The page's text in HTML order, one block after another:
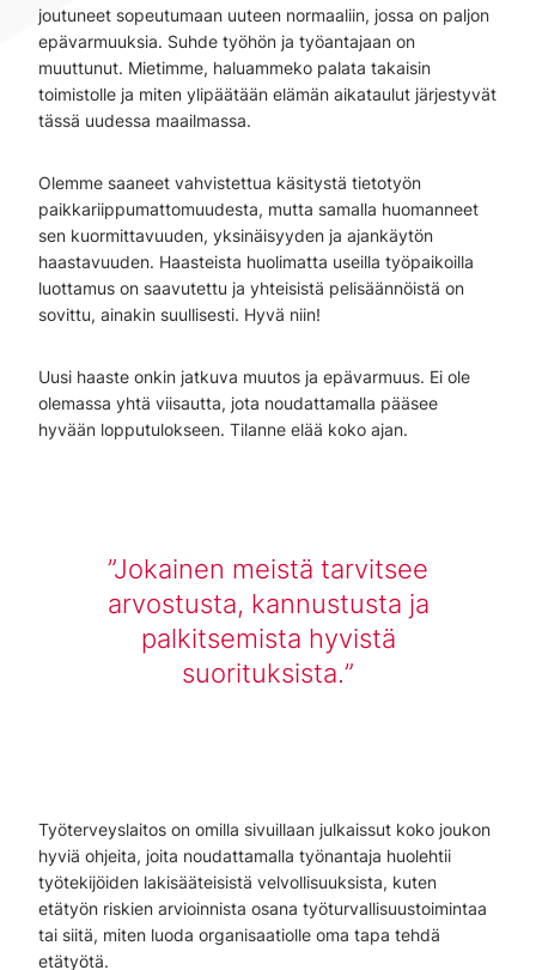
joutuneet sopeutumaan uuteen normaaliin, jossa on paljon
epävarmuuksia. Suhde työhön ja työantajaan on
muuttunut. Mietimme, haluammeko palata takaisin
toimistolle ja miten ylipäätään elämän aikataulut järjestyvät
tässä uudessa maailmassa.
Olemme saaneet vahvistettua käsitystä tietotyön
paikkariippumattomuudesta, mutta samalla huomanneet
sen kuormittavuuden, yksinäisyyden ja ajankäytön
haastavuuden. Haasteista huolimatta useilla työpaikoilla
luottamus on saavutettu ja yhteisistä pelisäännöistä on
sovittu, ainakin suullisesti. Hyvä niin!
Uusi haaste onkin jatkuva muutos ja epävarmuus. Ei ole
olemassa yhtä viisautta, jota noudattamalla pääsee
hyvään lopputulokseen. Tilanne elää koko ajan.
Jokainen meistä tarvitsee
arvostusta, kannustusta ja
palkitsemista hyvistä
suorituksista.
Työterveyslaitos on omilla sivuillaan julkaissut koko joukon
hyviä ohjeita, joita noudattamalla työnantaja huolehtii
työtekijöiden lakisääteisistä velvollisuuksista, kuten
etätyön riskien arvioinnista osana työturvallisuustoimintaa
tai siitä, miten luoda organisaatiolle oma tapa tehdä
etätyötä.